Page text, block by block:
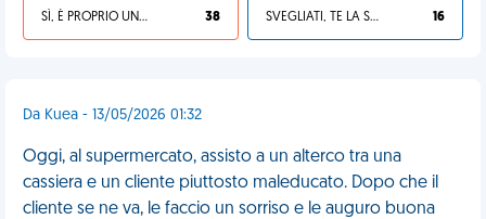
SÌ, È PROPRIO UNA VDM! 38 SVEGLIATI, TE LA SEI CERCATA! 16
Da Kuea - 13/05/2026 01:32
Oggi, al supermercato, assisto a un alterco tra una
cassiera e un cliente piuttosto maleducato. Dopo che il
cliente se ne va, le faccio un sorriso e le auguro buona